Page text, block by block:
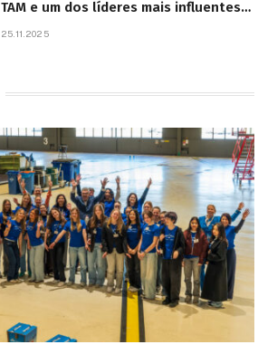
TAM e um dos líderes mais influentes
25.11.2025